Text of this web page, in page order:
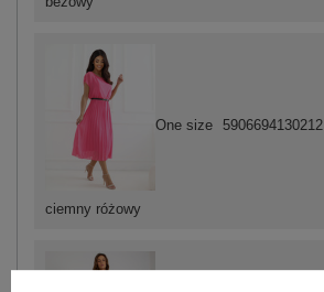
ciemny różowy
One size 5906694130212